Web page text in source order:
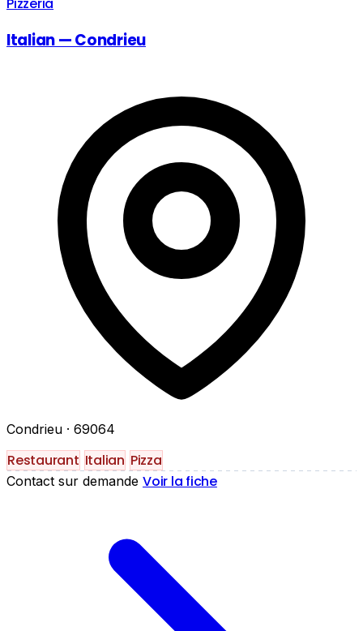
Italian — Condrieu
Condrieu · 69064
Restaurant Italian Pizza
Contact sur demande Voir la fiche